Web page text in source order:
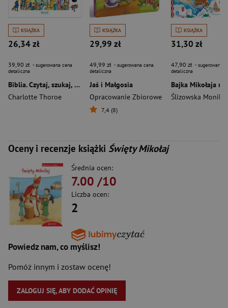
KSIĄŻKA
26,34 zł
39,90 zł - sugerowana cena
detaliczna
Biblia. Czytaj, szukaj, odkrywaj
Charlotte Thoroe
KSIĄŻKA
29,99 zł
49,99 zł - sugerowana cena
detaliczna
Jaś i Małgosia
Opracowanie Zbiorowe
7,4 (8)
KSIĄŻKA
31,30 zł
47,90 zł - sugerowana
detaliczna
Ślizowska Monika
Oceny i recenzje książki Święty Mikołaj
Średnia ocen:
7.00 /10
Liczba ocen:
2
Powiedz nam, co myślisz!
Pomóż innym i zostaw ocenę!
ZALOGUJ SIĘ, ABY DODAĆ OPINIĘ